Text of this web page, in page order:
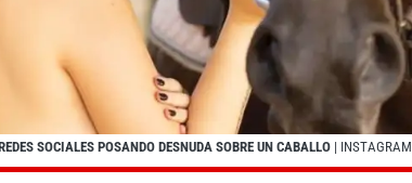
SOCIALES POSANDO DESNUDA SOBRE UN CABALLO | INSTAGRAM